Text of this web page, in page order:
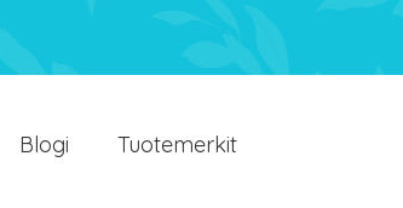
Blogi Tuotemerkit